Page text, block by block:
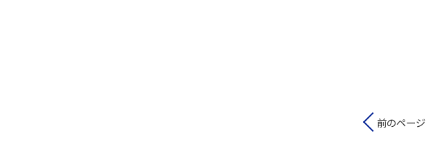
前のページ